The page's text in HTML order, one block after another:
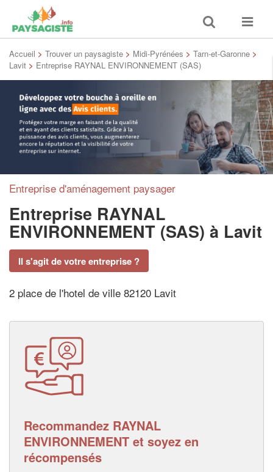
Toggle
search
Toggle
Accueil > Trouver un paysagiste > Midi-Pyrénées > Tarn-et-Garonne >
Lavit > Entreprise RAYNAL ENVIRONNEMENT (SAS)
Entreprise d'aménagement paysager
Entreprise RAYNAL
ENVIRONNEMENT (SAS) à Lavit
Il s'agit de votre entreprise ?
2 place de l'hotel de ville 82120 Lavit
Recommandez RAYNAL
ENVIRONNEMENT et soyez en
récompensés